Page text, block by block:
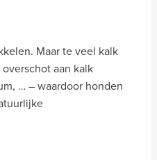
Maar te veel kalk
aan kalk
… – waardoor honden